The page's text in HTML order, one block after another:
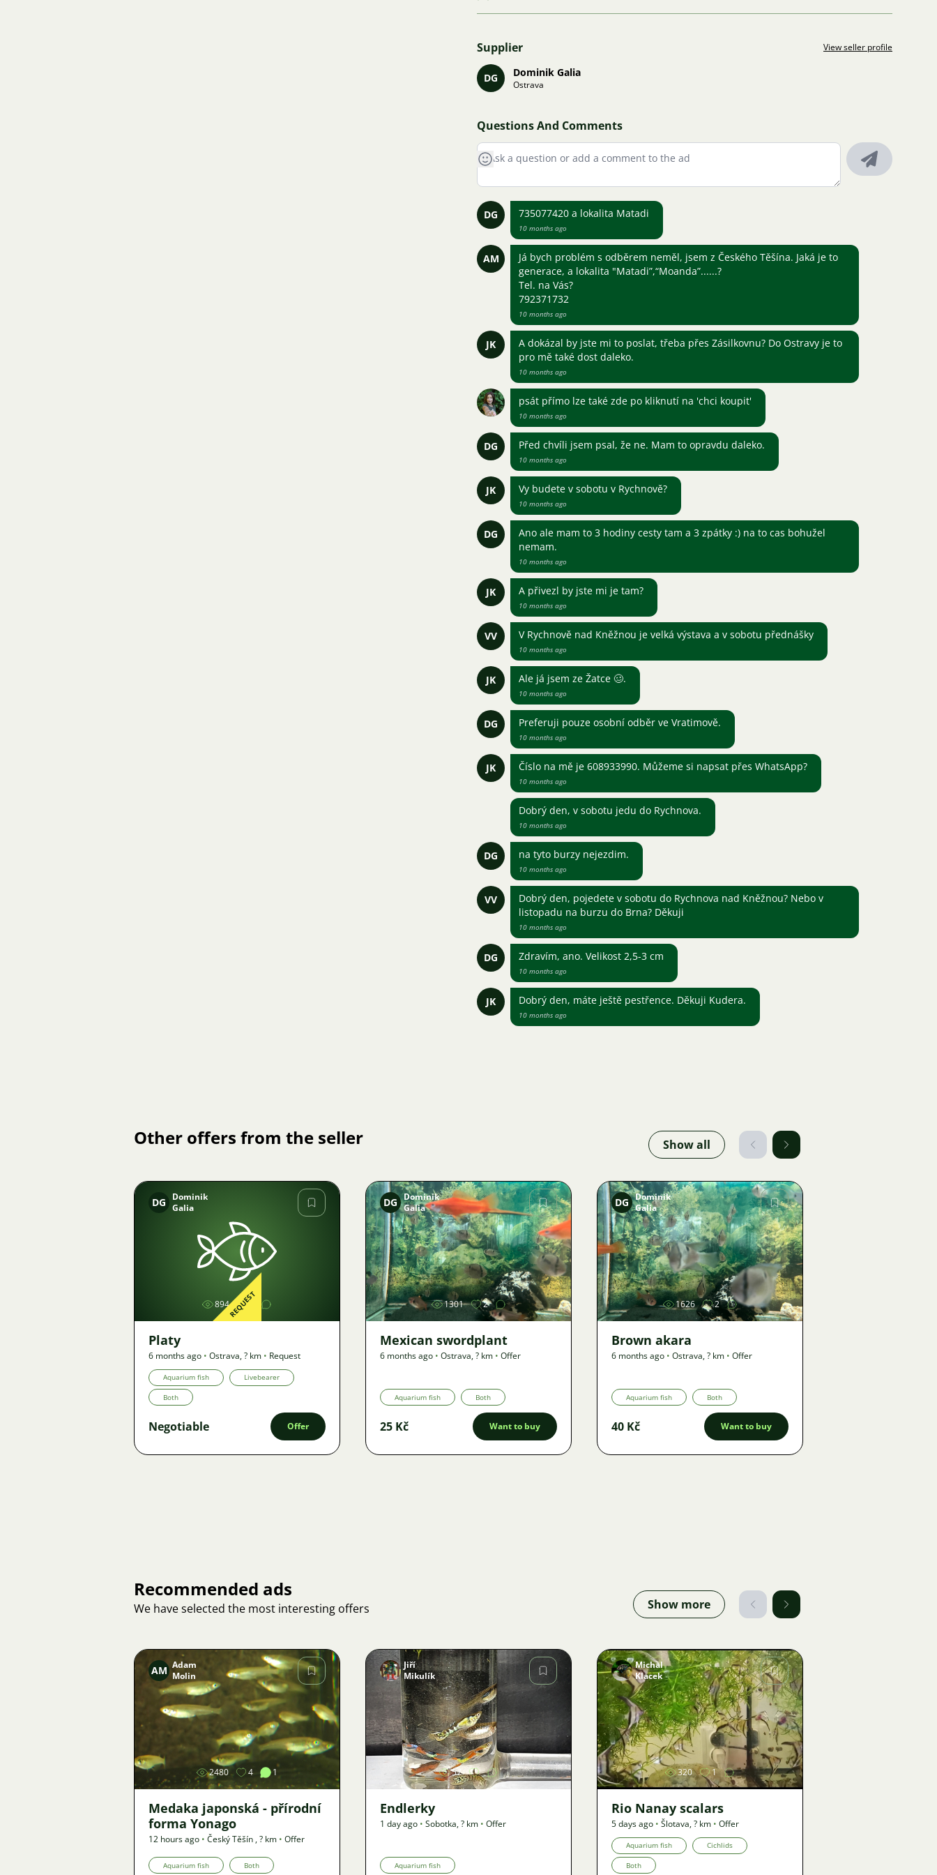
Supplier View seller profile
DG Dominik Galia
Ostrava
Questions And Comments
DG 735077420 a lokalita Matadi
10 months ago
AM
Já bych problém s odběrem neměl, jsem z Českého Těšína. Jaká je to
generace, a lokalita "Matadi”,“Moanda”......?
Tel. na Vás?
792371732
10 months ago
JK
A dokázal by jste mi to poslat, třeba přes Zásilkovnu? Do Ostravy je to
pro mě také dost daleko.
10 months ago
psát přímo lze také zde po kliknutí na 'chci koupit'
10 months ago
DG Před chvíli jsem psal, že ne. Mam to opravdu daleko.
10 months ago
JK Vy budete v sobotu v Rychnově?
10 months ago
DG
Ano ale mam to 3 hodiny cesty tam a 3 zpátky :) na to cas bohužel
nemam.
10 months ago
JK A přivezl by jste mi je tam?
10 months ago
VV V Rychnově nad Kněžnou je velká výstava a v sobotu přednášky
10 months ago
JK Ale já jsem ze Žatce 🥴.
10 months ago
DG Preferuji pouze osobní odběr ve Vratimově.
10 months ago
JK Číslo na mě je 608933990. Můžeme si napsat přes WhatsApp?
10 months ago
Dobrý den, v sobotu jedu do Rychnova.
10 months ago
DG na tyto burzy nejezdim.
10 months ago
VV
Dobrý den, pojedete v sobotu do Rychnova nad Kněžnou? Nebo v
listopadu na burzu do Brna? Děkuji
10 months ago
DG Zdravím, ano. Velikost 2,5-3 cm
10 months ago
JK Dobrý den, máte ještě pestřence. Děkuji Kudera.
10 months ago
Other offers from the seller Show all
Image
DG
Dominik
Galia
894 1
REQUEST
Platy
6 months ago • Ostrava,? km • Request
Aquarium fish Livebearer
Both
Negotiable Offer
Image
DG Dominik
Galia
1301 2
Mexican swordplant
6 months ago • Ostrava,? km • Offer
Aquarium fish Both
25 Kč Want to buy
Image
DG Dominik
Galia
1626 2
Brown akara
6 months ago • Ostrava,? km • Offer
Aquarium fish Both
40 Kč Want to buy
Recommended ads
We have selected the most interesting offers Show more
Image
AM Adam
Molin
2480 4 1
Medaka japonská - přírodní
forma Yonago
12 hours ago • Český Těšín ,? km • Offer
Aquarium fish Both
Image
Jiří
Mikulík
57
Endlerky
1 day ago • Sobotka,? km • Offer
Aquarium fish
Image
Michal
Klacek
320 1
Rio Nanay scalars
5 days ago • Šlotava,? km • Offer
Aquarium fish Cichlids
Both